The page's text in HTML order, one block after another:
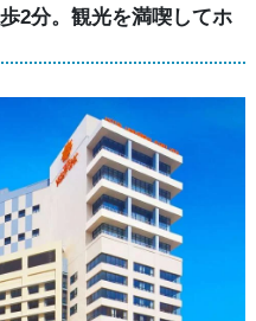
2分。観光を満喫してホ